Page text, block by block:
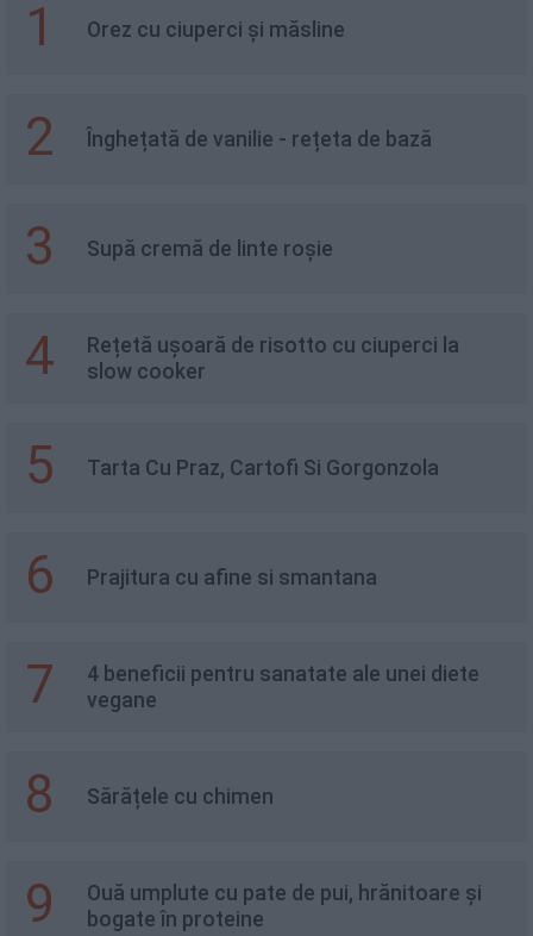
1 Orez cu ciuperci și măsline
2 Înghețată de vanilie - rețeta de bază
3 Supă cremă de linte roșie
4
Rețetă ușoară de risotto cu ciuperci la
slow cooker
5 Tarta Cu Praz, Cartofi Si Gorgonzola
6 Prajitura cu afine si smantana
7
4 beneficii pentru sanatate ale unei diete
vegane
8 Sărățele cu chimen
9
Ouă umplute cu pate de pui, hrănitoare și
bogate în proteine